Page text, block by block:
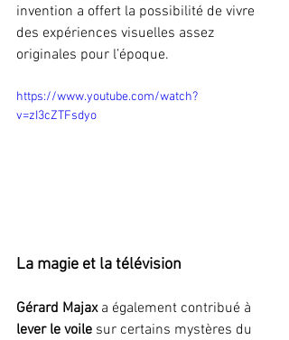
invention a offert la possibilité de vivre
des expériences visuelles assez
originales pour l’époque.
https://www.youtube.com/watch?
v=zI3cZTFsdyo
La magie et la télévision
Gérard Majax a également contribué à
lever le voile sur certains mystères du